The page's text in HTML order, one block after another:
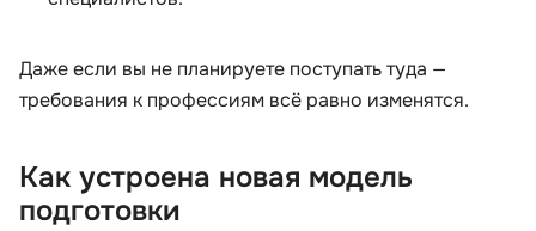
Даже если вы не планируете поступать туда —
требования к профессиям всё равно изменятся.
Как устроена новая модель
подготовки